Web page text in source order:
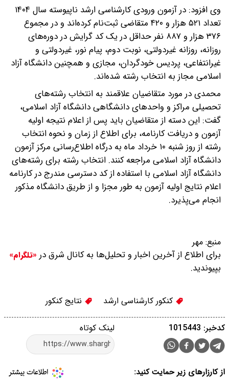
وی افزود: در آزمون ورودی کارشناسی ارشد ناپیوسته سال ۱۴۰۴
تعداد ۵۲۱ هزار و ۴۲۰ متقاضی ثبت‌نام کرده‌اند و در مجموع
۳۷۶ هزار و ۸۸۷ نفر حداقل در یک کد گرایش در دوره‌های
روزانه، روزانه غیردولتی، نوبت دوم، پیام نور، غیردولتی و
غیرانتفاعی، پردیس خودگردان، مجازی و همچنین دانشگاه آزاد
اسلامی مجاز به انتخاب رشته شده‌اند.
محمدی در مورد متقاضیان علاقمند به انتخاب رشته‌های
تحصیلی مراکز و واحدهای دانشگاهی دانشگاه آزاد اسلامی،
گفت: این دسته از متقاضیان باید پس از اعلام نتیجه اولیه
آزمون و دریافت کارنامه، برای اطلاع از زمان و نحوه انتخاب
رشته از روز شنبه ۱۰ خرداد ماه به درگاه اطلاع‌رسانی مرکز آزمون
دانشگاه آزاد اسلامی مراجعه کنند. انتخاب رشته برای رشته‌های
دانشگاه آزاد اسلامی با استفاده از کد دسترسی مندرج در کارنامه
اعلام نتایج اولیه آزمون به طور مجزا و از طریق دانشگاه مذکور
انجام می‌پذیرد.
منبع: مهر
برای اطلاع از آخرین اخبار و تحلیل‌ها به کانال شرق در «تلگرام»
بپیوندید.
کنکور کارشناسی ارشد نتایج کنکور
لینک کوتاه کدخبر: 1015443
از کارزارهای زیر حمایت کنید: